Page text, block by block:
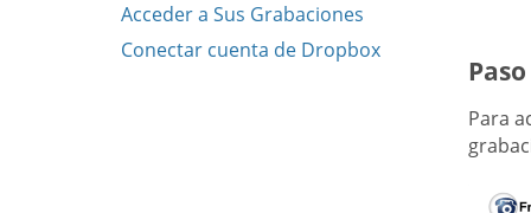
Acceder a Sus Grabaciones
Conectar cuenta de Dropbox
Para